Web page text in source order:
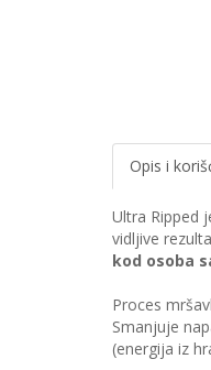
Opis i
Ultra Ripped
vidljive
kod osoba
Proces
Smanjuje
(energija iz